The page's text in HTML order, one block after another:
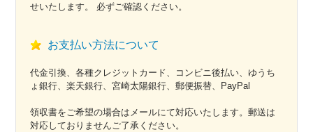
せいたします。 必ずご確認ください。
お支払い方法について
代金引換、各種クレジットカード、コンビニ後払い、ゆうち
ょ銀行、楽天銀行、宮崎太陽銀行、郵便振替、PayPal
領収書をご希望の場合はメールにて対応いたします。郵送は
対応しておりませんご了承ください。